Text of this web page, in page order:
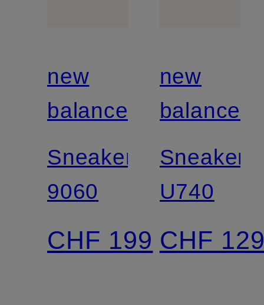
new
balance
Sneaker
9060
CHF 199
new
balance
Sneaker
U740
CHF